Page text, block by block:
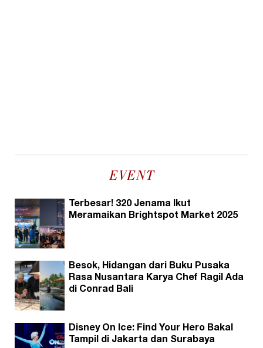
EVENT
Terbesar! 320 Jenama Ikut
Meramaikan Brightspot Market 2025
Besok, Hidangan dari Buku Pusaka
Rasa Nusantara Karya Chef Ragil Ada
di Conrad Bali
Disney On Ice: Find Your Hero Bakal
Tampil di Jakarta dan Surabaya